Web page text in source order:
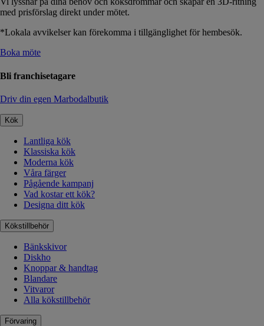
med prisförslag direkt under mötet.
*Lokala avvikelser kan förekomma i tillgänglighet för hembesök.
Boka möte
Bli franchisetagare
Driv din egen Marbodalbutik
Kök
Lantliga kök
Klassiska kök
Moderna kök
Våra färger
Pågående kampanj
Vad kostar ett kök?
Designa ditt kök
Kökstillbehör
Bänkskivor
Diskho
Knoppar & handtag
Blandare
Vitvaror
Alla kökstillbehör
Förvaring